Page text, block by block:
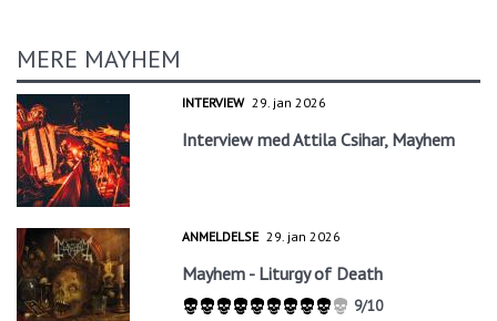
MERE MAYHEM
INTERVIEW 29. jan 2026
Interview med Attila Csihar, Mayhem
ANMELDELSE 29. jan 2026
Mayhem - Liturgy of Death
9/10